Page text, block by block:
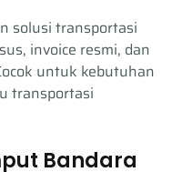
solusi transportasi
invoice resmi, dan
untuk kebutuhan
transportasi
Bandara